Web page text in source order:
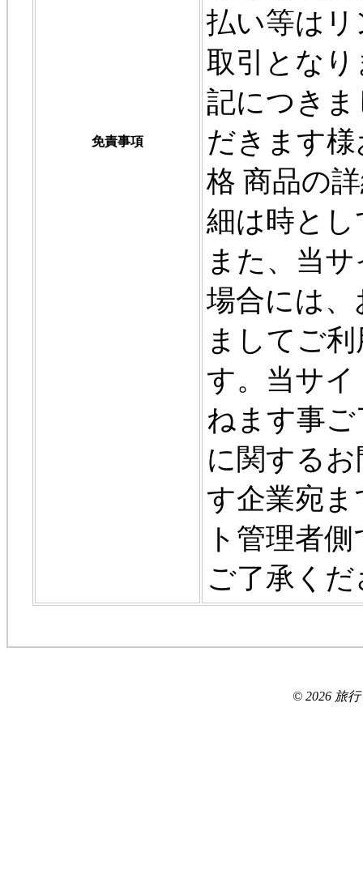
免責事項
払い等は
取引とな
記につき
だきます
格 商品の
細は時と
また、当
場合には
ましてご
す。当サ
ねます事
に関する
す企業宛
ト管理者
ご了承く
© 2026 旅行